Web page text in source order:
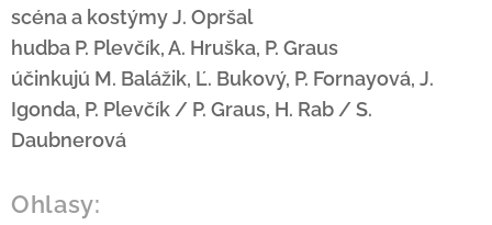
scéna a kostýmy J. Opršal
hudba P. Plevčík, A. Hruška, P. Graus
účinkujú M. Balážik, Ľ. Bukový, P. Fornayová, J.
Igonda, P. Plevčík / P. Graus, H. Rab / S.
Daubnerová
Ohlasy: